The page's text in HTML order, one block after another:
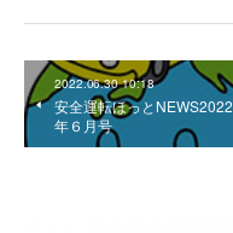
2022.06.30 10:18
安全運転ほっとNEWS2022
年６月号